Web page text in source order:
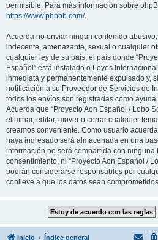
permisible. Para más información sobre
https://www.phpbb.com/.
Acuerda no enviar ningun contenido
indecente, amenazante, sexual o cualquier
cualquier ley de su país, el país donde
Español” está instalado o Leyes
inmediata y permanentemente expulsado y,
notificación a su Proveedor de Servicios de
todos los envíos son registradas como
Acuerda que “Proyecto Aon Español / Lobo
eliminar, editar, mover o cerrar cualquier
creamos conveniente. Como usuario
haya ingresado será almacenada en una
información no será compartida con ninguna
consentimiento, ni “Proyecto Aon Español /
podrán considerarse responsables por
conlleve a que los datos sean
Inicio Índice general